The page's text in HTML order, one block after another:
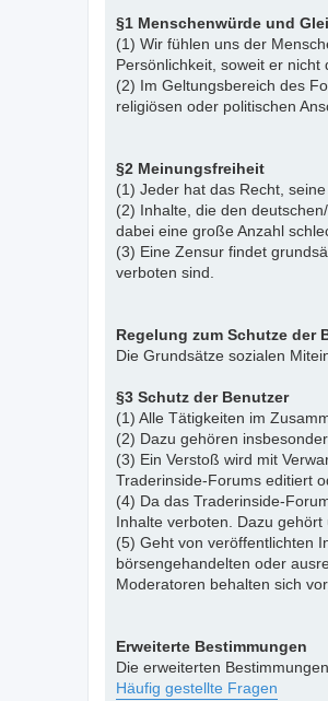
§1 Menschenwürde und
(1) Wir fühlen uns der
Persönlichkeit, soweit er
(2) Im Geltungsbereich des
religiösen oder politischen
§2 Meinungsfreiheit
(1) Jeder hat das Recht,
(2) Inhalte, die den
dabei eine große Anzahl
(3) Eine Zensur findet
verboten sind.
Regelung zum Schutze der
Die Grundsätze sozialen
§3 Schutz der Benutzer
(1) Alle Tätigkeiten im
(2) Dazu gehören
(3) Ein Verstoß wird mit
Traderinside-Forums editiert
(4) Da das Traderinside-
Inhalte verboten. Dazu
(5) Geht von veröffentlichten
börsengehandelten oder
Moderatoren behalten sich
Erweiterte Bestimmungen
Die erweiterten
Häufig gestellte Fragen